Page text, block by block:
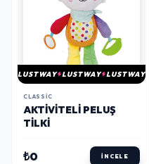
LUSTWAY LUSTWAY LUSTWAY
CLASSIC
AKTIVITELI PELUŞ
TILKI
₺0 İNCELE